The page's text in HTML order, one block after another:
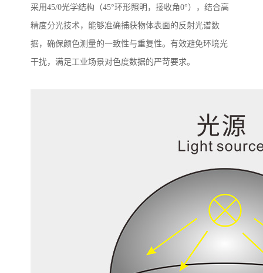
采用45/0光学结构（45°环形照明，接收角0°），结合高
精度分光技术，能够准确捕获物体表面的反射光谱数
据，确保颜色测量的一致性与重复性。有效避免环境光
干扰，满足工业场景对色度数据的严苛要求。